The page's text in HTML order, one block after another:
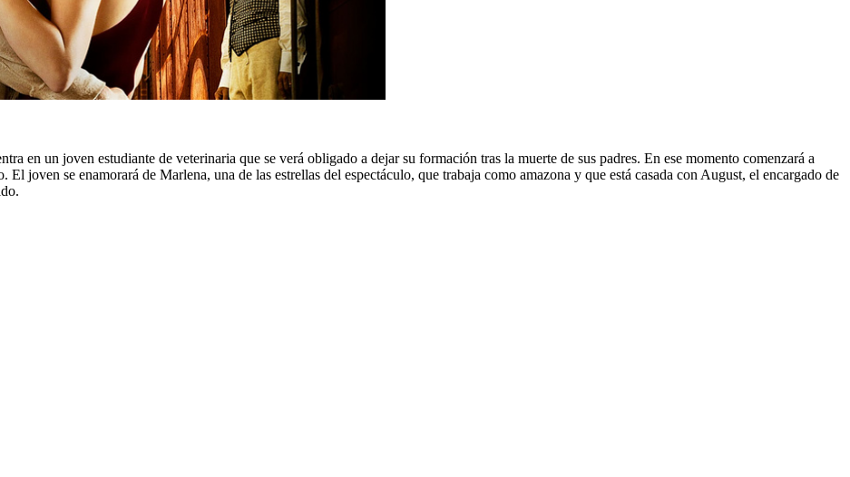
en un joven estudiante de veterinaria que se verá obligado a dejar su formación tras la muerte de sus padres. En ese momento comenzará a
joven se enamorará de Marlena, una de las estrellas del espectáculo, que trabaja como amazona y que está casada con August, el encargado de